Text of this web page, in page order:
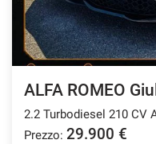
ALFA ROMEO
2.2 Turbodiesel 210 CV
Prezzo: 29.900 €
le
tue
scelte
in
momento.